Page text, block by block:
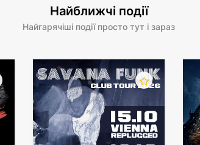
Найближчі події
Найгарячіші події просто тут і зараз